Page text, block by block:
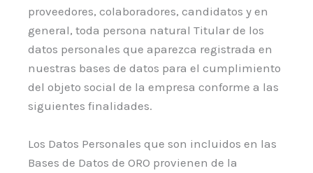
proveedores, colaboradores, candidatos y en
general, toda persona natural Titular de los
datos personales que aparezca registrada en
nuestras bases de datos para el cumplimiento
del objeto social de la empresa conforme a las
siguientes finalidades.
Los Datos Personales que son incluidos en las
Bases de Datos de ORO provienen de la